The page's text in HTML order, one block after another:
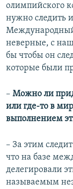
олимпийского
нужно следить
неверные, с
бы чтобы он
которые были
– Можно ли
или где-то в
выполнением
– За этим
что на базе
делегировали
называемым